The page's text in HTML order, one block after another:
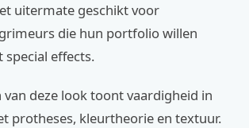
uitermate geschikt voor
die hun portfolio willen
effects.
van deze look toont vaardigheid in
protheses, kleurtheorie en textuur.